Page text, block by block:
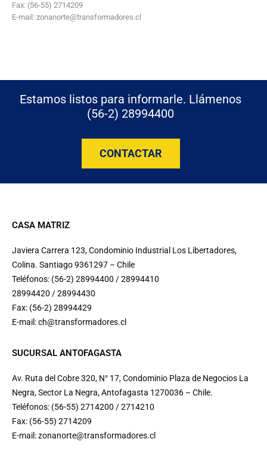
Fax: (56-55) 2714209
E-mail: zonanorte@transformadores.cl
Estamos listos para informarle. Llámenos
(56-2) 28994400
CONTACTAR
CASA MATRIZ
Javiera Carrera 123, Condominio Industrial Los Libertadores,
Colina. Santiago 9361297 – Chile
Teléfonos: (56-2) 28994400 / 28994410
28994420 / 28994430
Fax: (56-2) 28994429
E-mail:ch@transformadores.cl
SUCURSAL ANTOFAGASTA
Av. Ruta del Cobre 320, N° 17, Condominio Plaza de Negocios La
Negra, Sector La Negra, Antofagasta 1270036 – Chile.
Teléfonos: (56-55) 2714200 / 2714210
Fax: (56-55) 2714209
E-mail:zonanorte@transformadores.cl